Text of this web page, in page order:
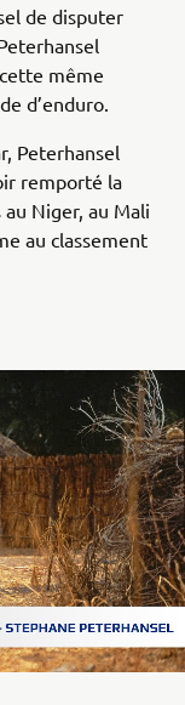
de disputer
même
d’enduro.
Peterhansel
remporté la
Niger, au Mali
au classement